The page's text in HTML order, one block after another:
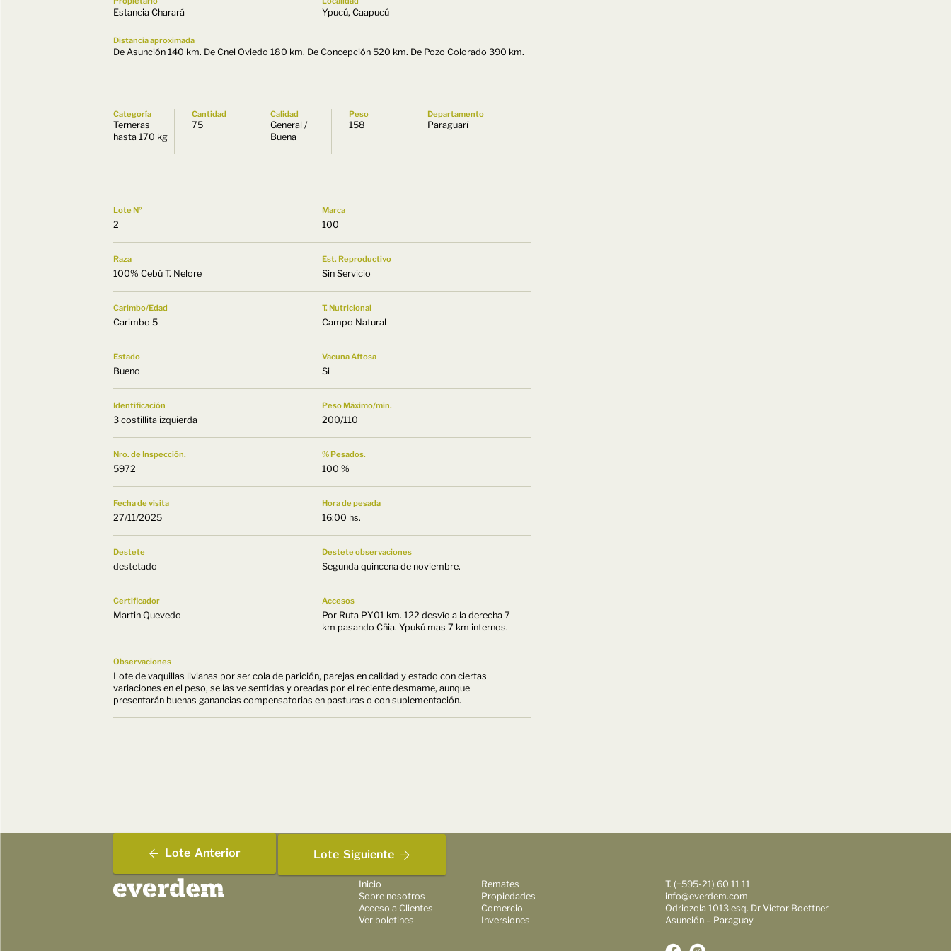
Estancia Charará Ypucú, Caapucú
Distancia aproximada
De Asunción 140 km. De Cnel Oviedo 180 km. De Concepción 520 km. De Pozo Colorado 390 km.
Categoría
Terneras
hasta 170 kg
Cantidad
75
Calidad
General /
Buena
Peso
158
Departamento
Paraguarí
Lote Nº
2
Marca
100
Raza
100% Cebú T. Nelore
Est. Reproductivo
Sin Servicio
Carimbo/Edad
Carimbo 5
T. Nutricional
Campo Natural
Estado
Bueno
Vacuna Aftosa
Si
Identificación
3 costillita izquierda
Peso Máximo/min.
200/110
Nro. de Inspección.
5972
% Pesados.
100 %
Fecha de visita
27/11/2025
Hora de pesada
16:00 hs.
Destete
destetado
Destete observaciones
Segunda quincena de noviembre.
Certificador
Martin Quevedo
Accesos
Por Ruta PY01 km. 122 desvío a la derecha 7
km pasando Cñia. Ypukú mas 7 km internos.
Observaciones
Lote de vaquillas livianas por ser cola de parición, parejas en calidad y estado con ciertas
variaciones en el peso, se las ve sentidas y oreadas por el reciente desmame, aunque
presentarán buenas ganancias compensatorias en pasturas o con suplementación.
Lote Anterior Lote Siguiente
Inicio
Sobre nosotros
Acceso a Clientes
Ver boletines
Remates
Propiedades
Comercio
Inversiones
T. (+595-21) 60 11 11
info@everdem.com
Odriozola 1013 esq. Dr Victor Boettner
Asunción – Paraguay